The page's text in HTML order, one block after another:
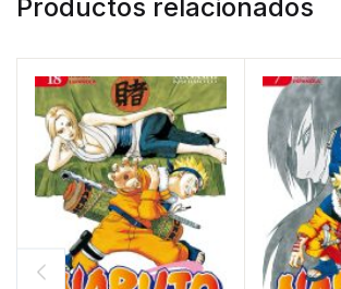
Productos relacionados